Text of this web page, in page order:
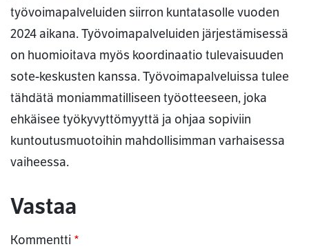
työvoimapalveluiden siirron kuntatasolle vuoden
2024 aikana. Työvoimapalveluiden järjestämisessä
on huomioitava myös koordinaatio tulevaisuuden
sote-keskusten kanssa. Työvoimapalveluissa tulee
tähdätä moniammatilliseen työotteeseen, joka
ehkäisee työkyvyttömyyttä ja ohjaa sopiviin
kuntoutusmuotoihin mahdollisimman varhaisessa
vaiheessa.
Kommentit
Vastaa
Kommentti *